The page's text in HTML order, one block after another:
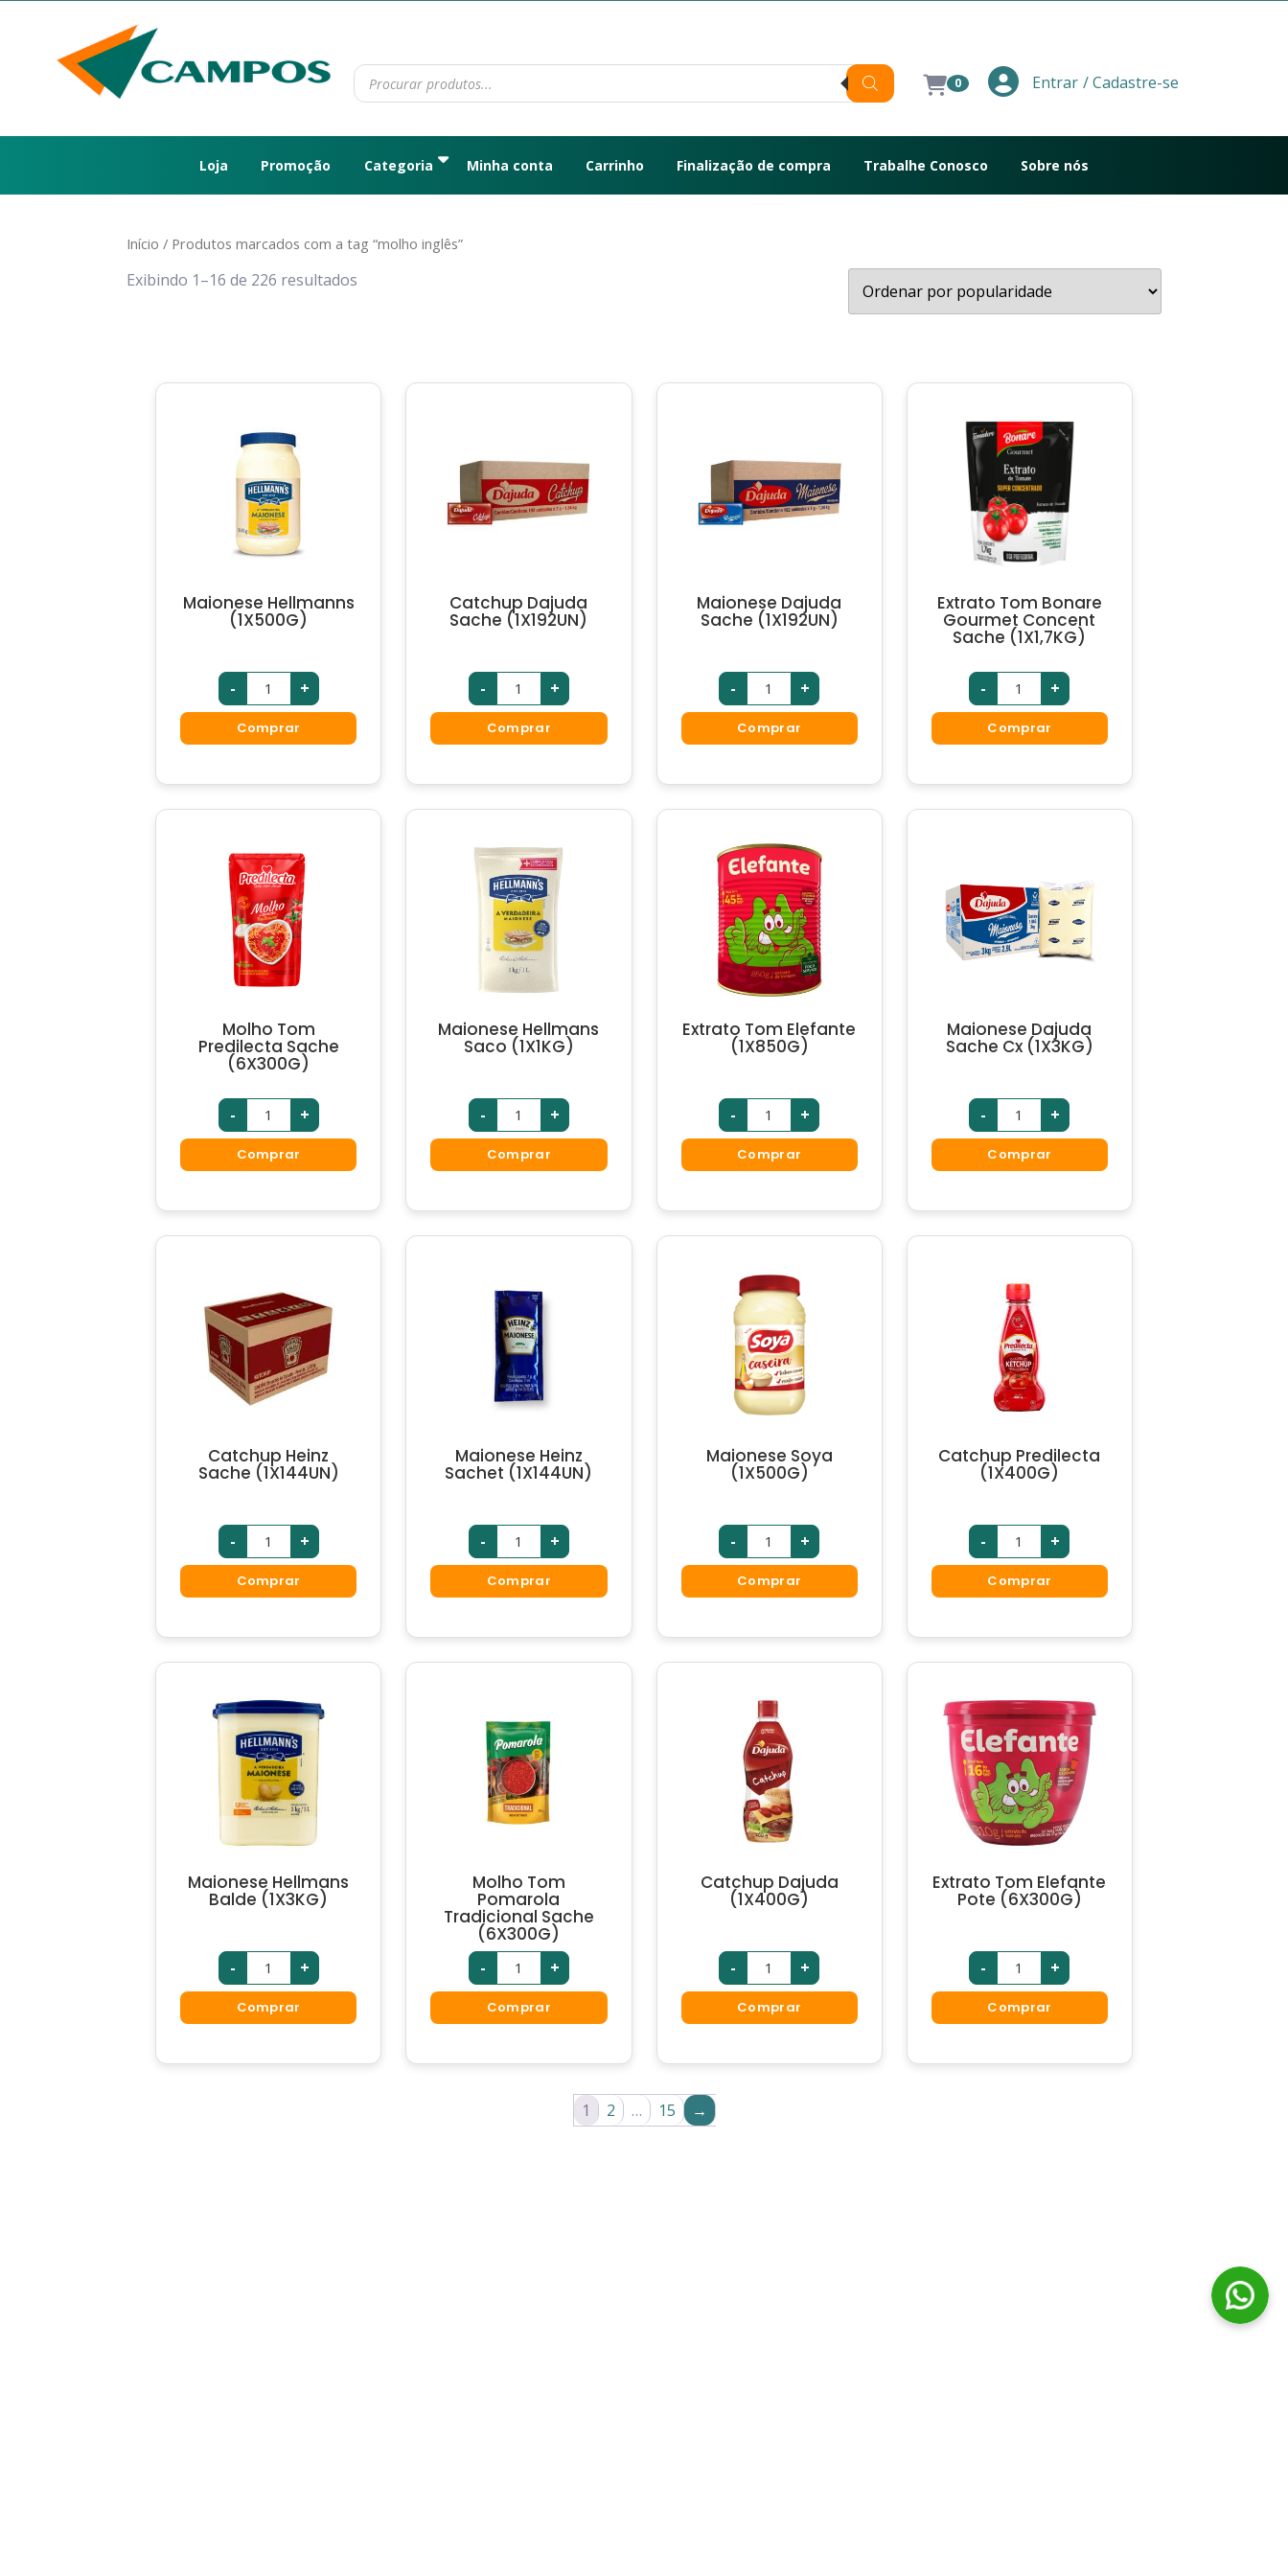
0 Entrar / Cadastre-se
Loja Promoção Categoria Minha conta Carrinho Finalização de compra Trabalhe Conosco Sobre nós
Início / Produtos marcados com a tag “molho inglês”
Exibindo 1–16 de 226 resultados
Maionese Hellmanns
(1X500G)
- +
Comprar
Catchup Dajuda
Sache (1X192UN)
- +
Comprar
Maionese Dajuda
Sache (1X192UN)
- +
Comprar
Extrato Tom Bonare
Gourmet Concent
Sache (1X1,7KG)
- +
Comprar
Molho Tom
Predilecta Sache
(6X300G)
- +
Comprar
Maionese Hellmans
Saco (1X1KG)
- +
Comprar
Extrato Tom Elefante
(1X850G)
- +
Comprar
Maionese Dajuda
Sache Cx (1X3KG)
- +
Comprar
Catchup Heinz
Sache (1X144UN)
- +
Comprar
Maionese Heinz
Sachet (1X144UN)
- +
Comprar
Maionese Soya
(1X500G)
- +
Comprar
Catchup Predilecta
(1X400G)
- +
Comprar
Maionese Hellmans
Balde (1X3KG)
- +
Comprar
Molho Tom
Pomarola
Tradicional Sache
(6X300G)
- +
Comprar
Catchup Dajuda
(1X400G)
- +
Comprar
Extrato Tom Elefante
Pote (6X300G)
- +
Comprar
1 2 … 15 →